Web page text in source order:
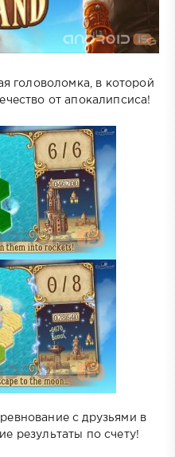
головоломка, в которой
от апокалипсиса!
с друзьями в
результаты по счету!